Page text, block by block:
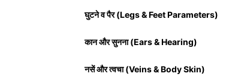
घुटने व पैर (Legs & Feet Parameters)
कान और सुनना (Ears & Hearing)
नसें और त्वचा (Veins & Body Skin)